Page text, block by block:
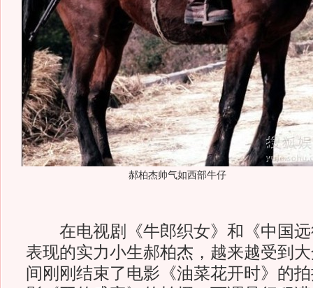
郝柏杰帅气如西部牛仔
在电视剧《牛郎织女》和《中国远
表现的实力小生郝柏杰，越来越受到
间刚刚结束了电影《油菜花开时》的